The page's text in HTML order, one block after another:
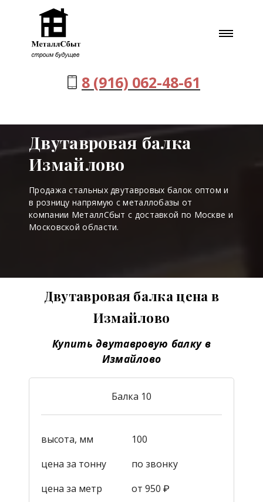
8 (916) 062-48-61
Двутавровая балка
Измайлово
Продажа стальных двутавровых балок оптом и
в розницу напрямую с металлобазы от
компании МеталлСбыт с доставкой по Москве и
Московской области.
Двутавровая балка цена в
Измайлово
Купить двутавровую балку в
Измайлово
Балка 10
высота, мм
100
цена за тонну
по звонку
цена за метр
от 950 ₽